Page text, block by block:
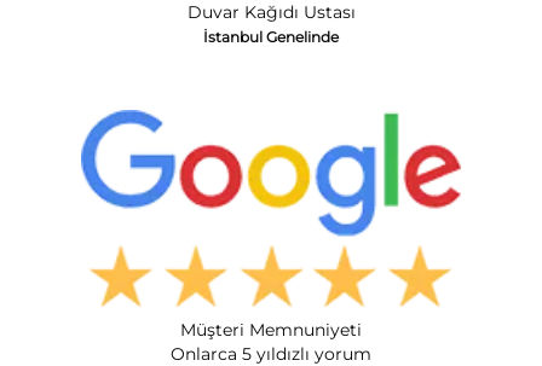
Duvar Kağıdı Ustası
İstanbul Genelinde
Müşteri Memnuniyeti
Onlarca 5 yıldızlı yorum